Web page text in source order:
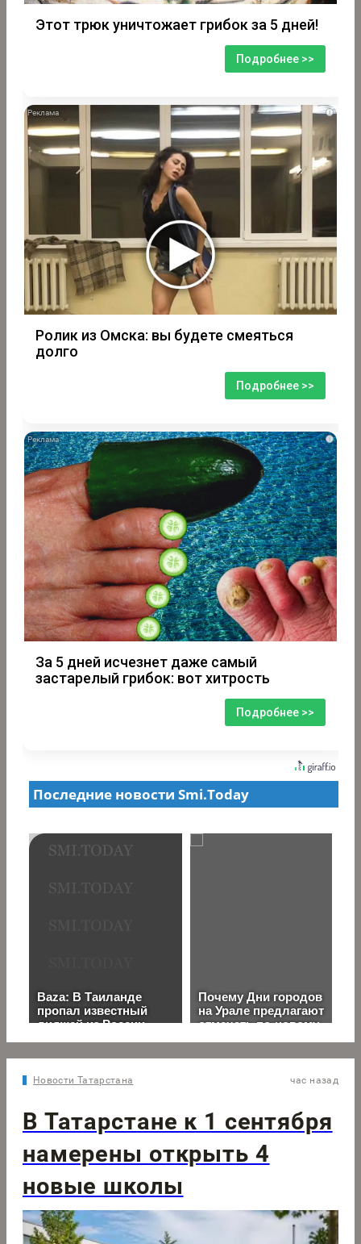
Этот трюк уничтожает грибок за 5 дней!
Подробнее >>
i
Ролик из Омска: вы будете смеяться
долго
Подробнее >>
i
За 5 дней исчезнет даже самый
застарелый грибок: вот хитрость
Подробнее >>
Новости Татарстана час назад
В Татарстане к 1 сентября
намерены открыть 4
новые школы